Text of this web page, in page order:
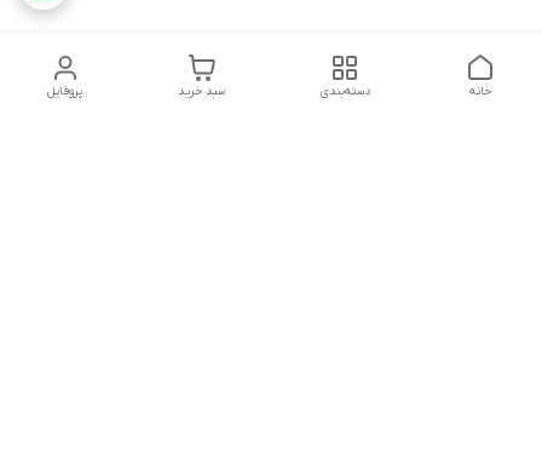
پروفایل سبد خرید دسته‌بندی خانه